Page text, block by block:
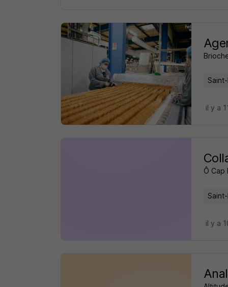
il y a
Ô Cap
il y a